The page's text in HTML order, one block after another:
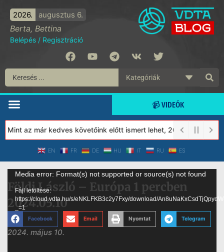
2026. augusztus 6.
Berta, Bettina
Belépés / Regisztráció
📹 VIDEÓK
az már kedves követőink előtt ismert lehet, 2023-tól a Védett
EN FR DE HU IT RU ES
Videólejátszó
Media error: Format(s) not supported or source(s) not found
Fájl letöltése:
https://cloud.vdta.hu/s/eNKLFKB3c2y7Fxy/download/
_=1
Földi László – Európa 1 percben
2024.05.10
Facebook Email Nyomtat Telegram
2024. május 10.